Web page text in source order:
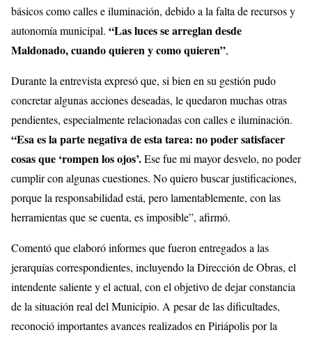
básicos como calles e iluminación, debido a la falta de recursos y
autonomía municipal. “Las luces se arreglan desde
Maldonado, cuando quieren y como quieren”,
Durante la entrevista expresó que, si bien en su gestión pudo
concretar algunas acciones deseadas, le quedaron muchas otras
pendientes, especialmente relacionadas con calles e iluminación.
“Esa es la parte negativa de esta tarea: no poder satisfacer
cosas que ‘rompen los ojos’.Ese fue mi mayor desvelo, no poder
cumplir con algunas cuestiones. No quiero buscar justificaciones,
porque la responsabilidad está, pero lamentablemente, con las
herramientas que se cuenta, es imposible”, afirmó.
Comentó que elaboró informes que fueron entregados a las
jerarquías correspondientes, incluyendo la Dirección de Obras, el
intendente saliente y el actual, con el objetivo de dejar constancia
de la situación real del Municipio. A pesar de las dificultades,
reconoció importantes avances realizados en Piriápolis por la